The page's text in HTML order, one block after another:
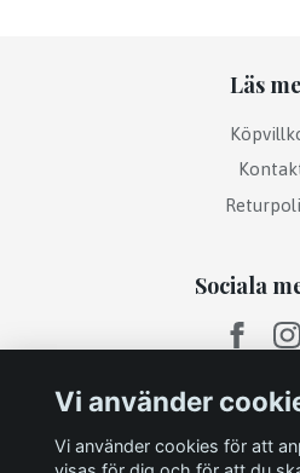
Läs
Sociala
Vi använder
Vi använder cookies för att